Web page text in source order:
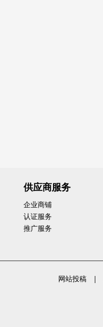
供应商服务
企业商铺
认证服务
推广服务
网站投稿 |